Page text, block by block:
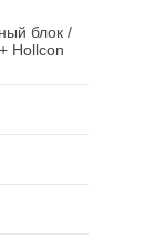
блок /
Hollcon